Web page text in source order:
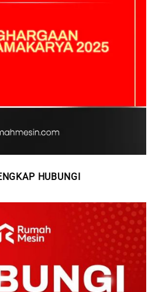
HUBUNGI